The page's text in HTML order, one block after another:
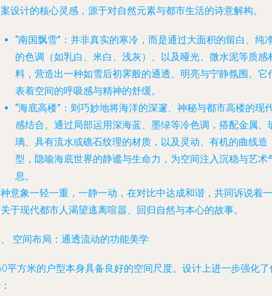
设计的核心灵感，源于对自然元素与都市生活的诗意解构。
“南国飘雪” ：并非真实的寒冷，而是通过大面积的留白、纯
的色调（如乳白、米白、浅灰）、以及哑光、微水泥等质感
料，营造出一种如雪后初霁般的通透、明亮与宁静氛围。它
表着空间的呼吸感与精神的舒缓。
“海底高楼” ：则巧妙地将海洋的深邃、神秘与都市高楼的现
感结合。通过局部运用深海蓝、墨绿等冷色调，搭配金属、
璃、具有流水或礁石纹理的材质，以及灵动、有机的曲线造
型，隐喻海底世界的静谧与生命力，为空间注入沉稳与艺术
息。
意象一轻一重，一静一动，在对比中达成和谐，共同诉说着一
于现代都市人渴望逃离喧嚣、回归自然与本心的故事。
空间布局：通透流动的功能美学
平方米的户型本身具备良好的空间尺度。设计上进一步强化了